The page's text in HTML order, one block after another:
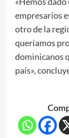
empresarios
otro de la
queríamos
dominicanos
país»,